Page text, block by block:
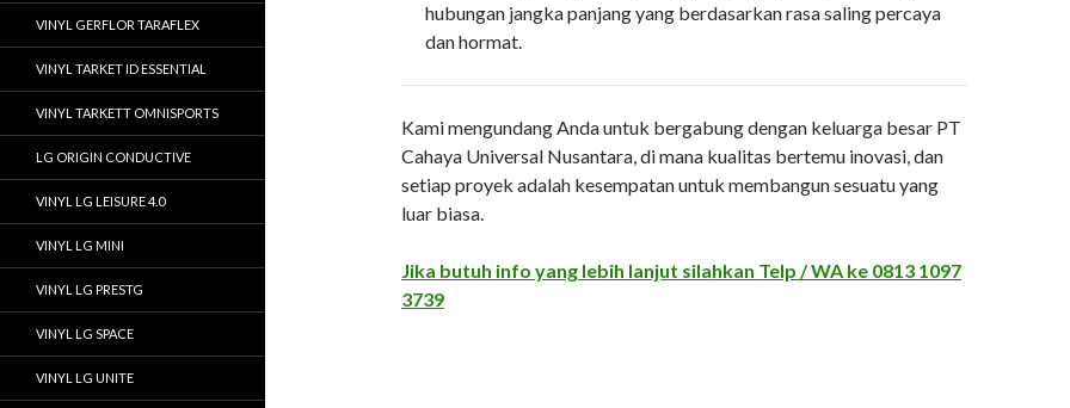
hubungan jangka panjang yang berdasarkan rasa saling percaya
dan hormat.
Kami mengundang Anda untuk bergabung dengan keluarga besar PT
Cahaya Universal Nusantara, di mana kualitas bertemu inovasi, dan
setiap proyek adalah kesempatan untuk membangun sesuatu yang
luar biasa.
Jika butuh info yang lebih lanjut silahkan Telp / WA ke 0813 1097
3739
VINYL GERFLOR TARAFLEX
VINYL TARKET ID ESSENTIAL
VINYL TARKETT OMNISPORTS
LG ORIGIN CONDUCTIVE
VINYL LG LEISURE 4.0
VINYL LG MINI
VINYL LG PRESTG
VINYL LG SPACE
VINYL LG UNITE